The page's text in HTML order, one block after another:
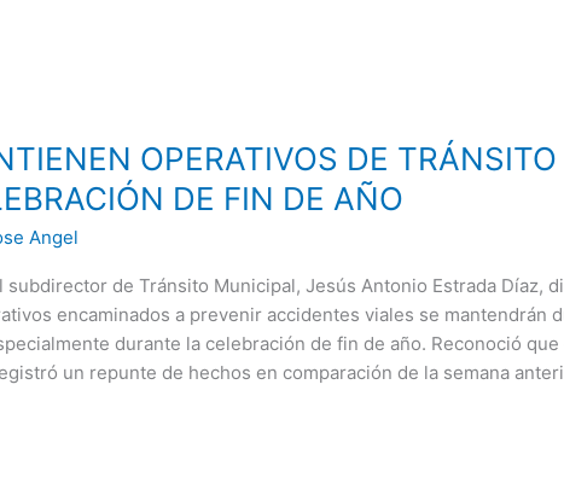
OPERATIVOS DE TRÁNSITO
DE FIN DE AÑO
Angel
subdirector de Tránsito Municipal, Jesús Antonio Estrada Díaz,
encaminados a prevenir accidentes viales se mantendrán
durante la celebración de fin de año. Reconoció
un repunte de hechos en comparación de la semana